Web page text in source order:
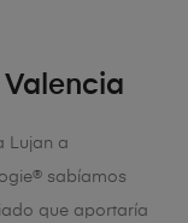
Valencia
Lujan a
sabíamos
que aportaría